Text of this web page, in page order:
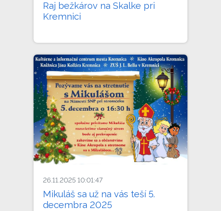
Raj bežkárov na Skalke pri
Kremnici
26.11.2025 10:01:47
Mikuláš sa už na vás teší 5.
decembra 2025